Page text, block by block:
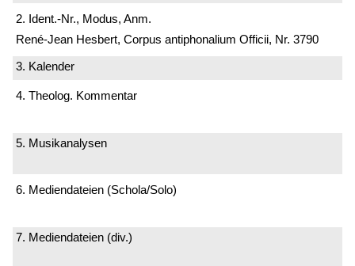
2. Ident.-Nr., Modus, Anm.
René-Jean Hesbert, Corpus antiphonalium Officii, Nr. 3790
3. Kalender
4. Theolog. Kommentar
5. Musikanalysen
6. Mediendateien (Schola/Solo)
7. Mediendateien (div.)